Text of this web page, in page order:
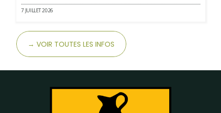
7 JUILLET 2026
→ VOIR TOUTES LES INFOS